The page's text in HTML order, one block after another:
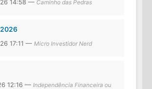
14:58 — Caminho das Pedras
17:11 — Micro Investidor Nerd
12:16 — Independência Financeira ou